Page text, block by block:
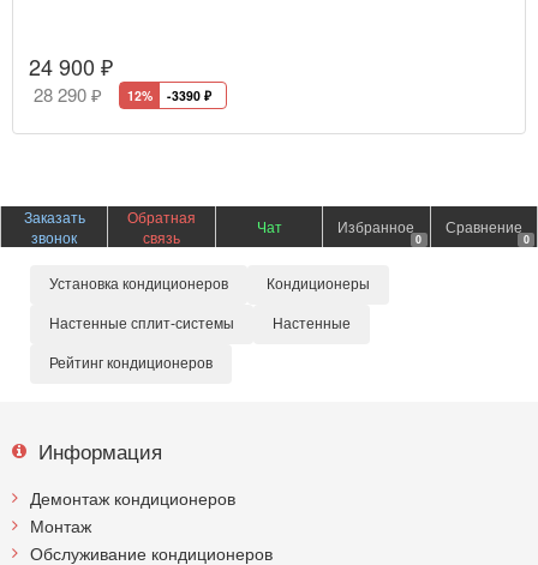
24 900 ₽
28 290 ₽ 12% -3390 ₽
Заказать
звонок
Обратная
связь
Чат Избранное
0
Сравнение
0
Установка кондиционеров Кондиционеры
Настенные сплит-системы Настенные
Рейтинг кондиционеров
Информация
Демонтаж кондиционеров
Монтаж
Обслуживание кондиционеров